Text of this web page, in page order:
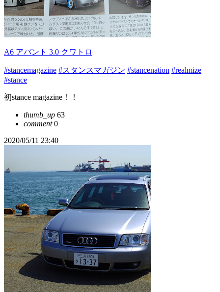
A6 アバント 3.0 クワトロ
#stancemagazine #スタンスマガジン #stancenation #realmize
#stance
初stance magazine！！
thumb_up 63
comment0
2020/05/11 23:40